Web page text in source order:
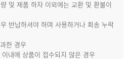
및 제품 하자 이외에는 교환 및 환불이
반납하셔야 하며 사용하거나 회송 누락
한 경우
내에 상품이 접수되지 않은 경우